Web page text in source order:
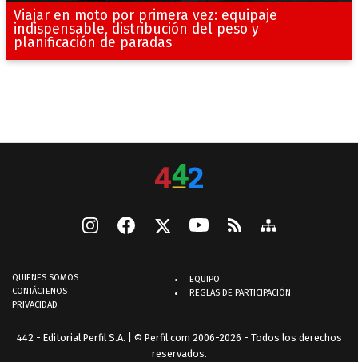
Viajar en moto por primera vez: equipaje
indispensable, distribución del peso y
planificación de paradas
QUIENES SOMOS
CONTÁCTENOS
PRIVACIDAD
EQUIPO
REGLAS DE PARTICIPACIÓN
442 - Editorial Perfil S.A. | © Perfil.com 2006-2026 - Todos los derechos
reservados.